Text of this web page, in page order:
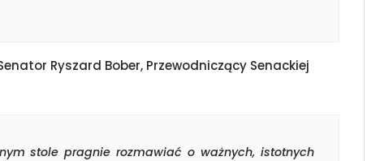
Ryszard Bober, Przewodniczący Senackiej
stole pragnie rozmawiać o ważnych, istotnych